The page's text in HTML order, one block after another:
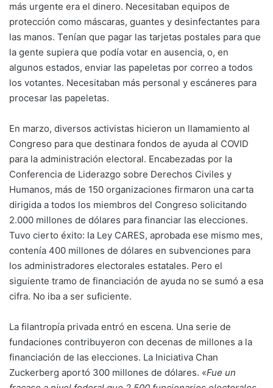
más urgente era el dinero. Necesitaban equipos de
protección como máscaras, guantes y desinfectantes para
las manos. Tenían que pagar las tarjetas postales para que
la gente supiera que podía votar en ausencia, o, en
algunos estados, enviar las papeletas por correo a todos
los votantes. Necesitaban más personal y escáneres para
procesar las papeletas.
En marzo, diversos activistas hicieron un llamamiento al
Congreso para que destinara fondos de ayuda al COVID
para la administración electoral. Encabezadas por la
Conferencia de Liderazgo sobre Derechos Civiles y
Humanos, más de 150 organizaciones firmaron una carta
dirigida a todos los miembros del Congreso solicitando
2.000 millones de dólares para financiar las elecciones.
Tuvo cierto éxito: la Ley CARES, aprobada ese mismo mes,
contenía 400 millones de dólares en subvenciones para
los administradores electorales estatales. Pero el
siguiente tramo de financiación de ayuda no se sumó a esa
cifra. No iba a ser suficiente.
La filantropía privada entró en escena. Una serie de
fundaciones contribuyeron con decenas de millones a la
financiación de las elecciones. La Iniciativa Chan
Zuckerberg aportó 300 millones de dólares. «Fue un